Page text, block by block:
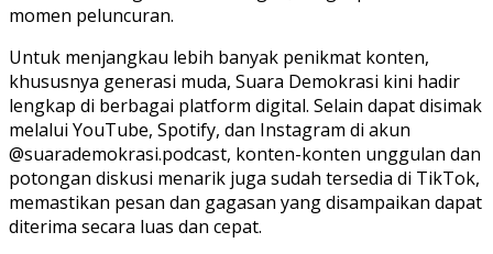
momen peluncuran.
Untuk menjangkau lebih banyak penikmat konten,
khususnya generasi muda, Suara Demokrasi kini hadir
lengkap di berbagai platform digital. Selain dapat disimak
melalui YouTube, Spotify, dan Instagram di akun
@suarademokrasi.podcast, konten-konten unggulan dan
potongan diskusi menarik juga sudah tersedia di TikTok,
memastikan pesan dan gagasan yang disampaikan dapat
diterima secara luas dan cepat.